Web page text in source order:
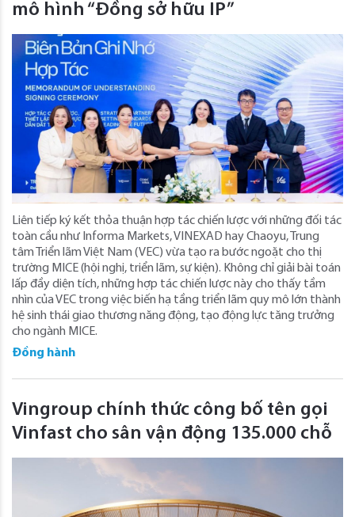
mô hình “Đồng sở hữu IP”
Liên tiếp ký kết thỏa thuận hợp tác chiến lược với những đối tác
toàn cầu như Informa Markets, VINEXAD hay Chaoyu, Trung
tâm Triển lãm Việt Nam (VEC) vừa tạo ra bước ngoặt cho thị
trường MICE (hội nghị, triển lãm, sự kiện). Không chỉ giải bài toán
lấp đầy diện tích, những hợp tác chiến lược này cho thấy tầm
nhìn của VEC trong việc biến hạ tầng triển lãm quy mô lớn thành
hệ sinh thái giao thương năng động, tạo động lực tăng trưởng
cho ngành MICE.
Đồng hành
Vingroup chính thức công bố tên gọi
Vinfast cho sân vận động 135.000 chỗ